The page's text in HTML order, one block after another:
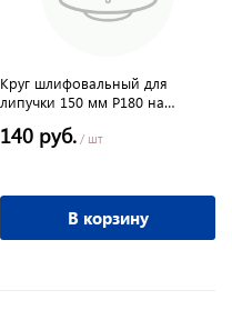
Круг шлифовальный для
липучки 150 мм Р180 на
MATRIX
140 руб. / шт
В корзину